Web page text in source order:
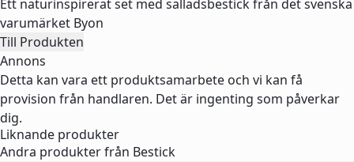
Ett naturinspirerat set med salladsbestick från det svenska
varumärket Byon
Till Produkten
Annons
Detta kan vara ett produktsamarbete och vi kan få
provision från handlaren. Det är ingenting som påverkar
dig.
Liknande produkter
Andra produkter från Bestick